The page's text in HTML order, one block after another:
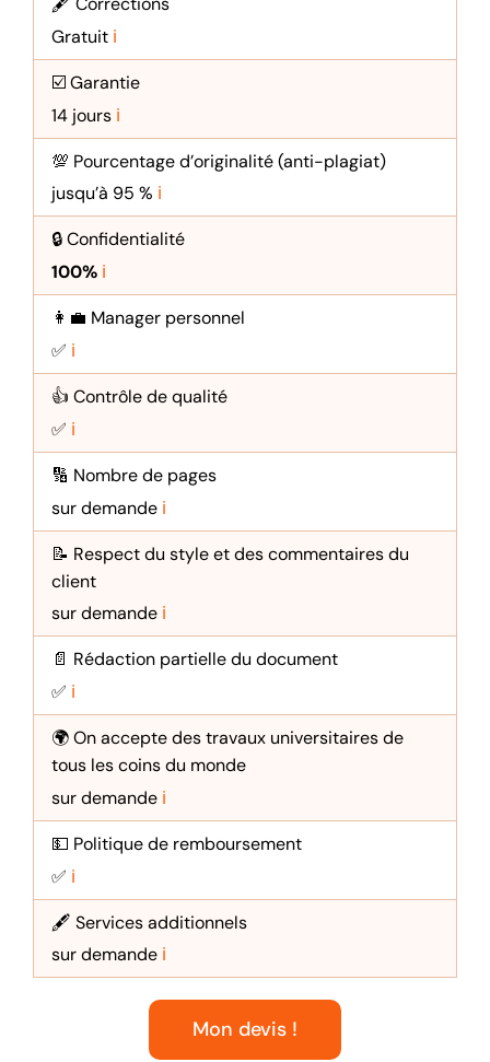
Gratuit ℹ️
☑️ Garantie
14 jours ℹ️
💯 Pourcentage d’originalité (anti-plagiat)
jusqu’à 95 % ℹ️
🔒 Confidentialité
100% ℹ️
👩💼 Manager personnel
✅ ℹ️
👍 Contrôle de qualité
✅ ℹ️
🔢 Nombre de pages
sur demande ℹ️
📝 Respect du style et des commentaires du
client
sur demande ℹ️
📄 Rédaction partielle du document
✅ ℹ️
🌍 On accepte des travaux universitaires de
tous les coins du monde
sur demande ℹ️
💵 Politique de remboursement
✅ ℹ️
🖋️ Services additionnels
sur demande ℹ️
Mon devis !